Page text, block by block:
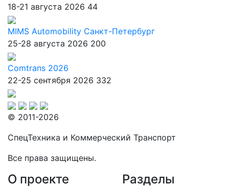
18-21 августа 2026 44
MIMS Automobility Санкт-Петербург
25-28 августа 2026 200
Comtrans 2026
22-25 сентября 2026 332
© 2011-2026
СпецТехника и Коммерческий Транспорт
Все права защищены.
О проекте Разделы